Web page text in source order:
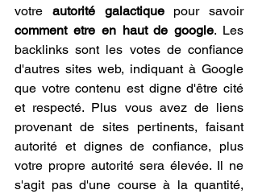
votre autorité galactique
pour savoir
comment etre en haut de google. Les
backlinks sont les votes de confiance
d'autres sites web, indiquant à Google
que votre contenu est digne d'être cité
et respecté. Plus vous avez de liens
provenant de sites pertinents, faisant
autorité et dignes de confiance, plus
votre propre autorité sera élevée. Il ne
s'agit pas d'une course à la quantité,